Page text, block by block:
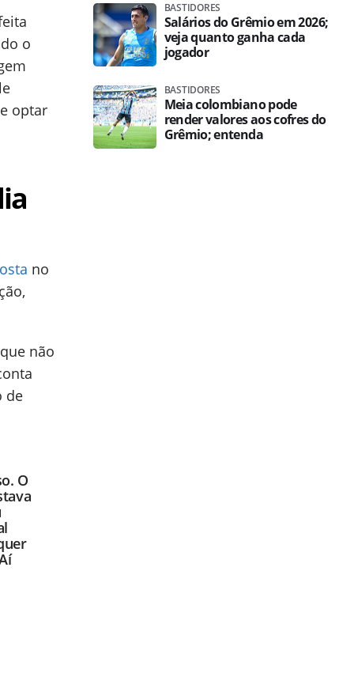
o
optar
no
não
de
O
BASTIDORES
Salários do Grêmio em 2026;
veja quanto ganha cada
jogador
BASTIDORES
Meia colombiano pode
render valores aos cofres do
Grêmio; entenda